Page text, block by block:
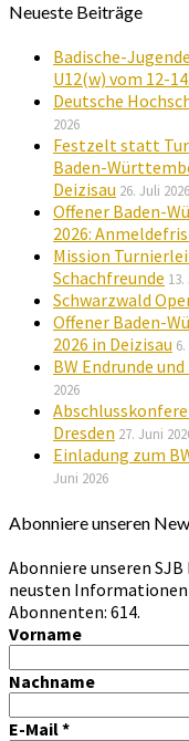
Neueste Beiträge
Badische-
U12(w) vom 12-
Deutsche
2026
Festzelt statt
Baden-
Deizisau 26. Juli 2026
Offener Baden-
2026:
Mission
Schachfreunde
Schwarzwald
Offener Baden-
2026 in Deizisau
BW Endrunde
2026
Dresden 27. Juni
Einladung zum
Juni 2026
Abonniere unseren
Abonniere unseren
neusten Informationen
Abonnenten: 614.
Vorname
Nachname
E-Mail*